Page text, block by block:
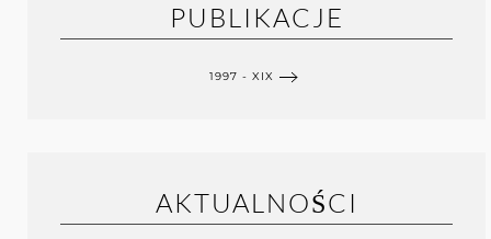
PUBLIKACJE
1997 - XIX
AKTUALNOŚCI